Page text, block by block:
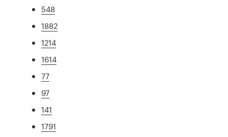
548
1882
1214
1614
77
97
141
1791